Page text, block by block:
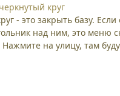
круг
- это закрыть базу.
над ним, это меню
на улицу, там